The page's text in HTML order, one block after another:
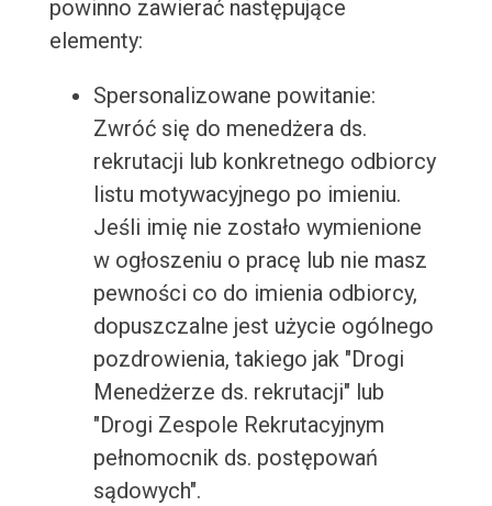
powinno zawierać następujące
elementy:
Spersonalizowane powitanie:
Zwróć się do menedżera ds.
rekrutacji lub konkretnego odbiorcy
listu motywacyjnego po imieniu.
Jeśli imię nie zostało wymienione
w ogłoszeniu o pracę lub nie masz
pewności co do imienia odbiorcy,
dopuszczalne jest użycie ogólnego
pozdrowienia, takiego jak "Drogi
Menedżerze ds. rekrutacji" lub
"Drogi Zespole Rekrutacyjnym
pełnomocnik ds. postępowań
sądowych".